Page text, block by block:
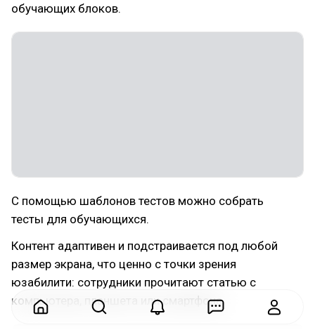
обучающих блоков.
С помощью шаблонов тестов можно собрать
тесты для обучающихся.
Контент адаптивен и подстраивается под любой
размер экрана, что ценно с точки зрения
юзабилити: сотрудники прочитают статью с
компьютера, планшета или смартфона.